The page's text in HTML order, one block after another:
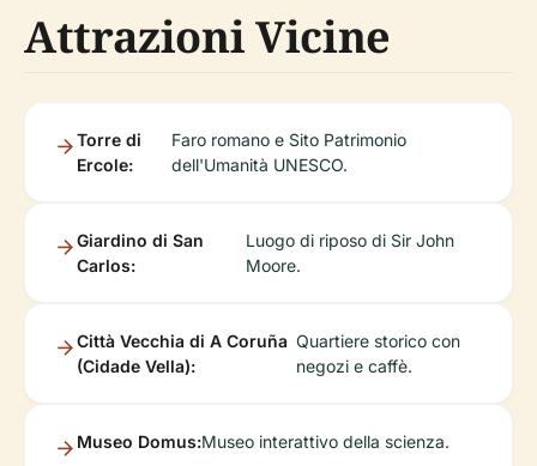
Attrazioni Vicine
Torre di
Ercole:
Faro romano e Sito Patrimonio
dell'Umanità UNESCO.
Giardino di San
Carlos:
Luogo di riposo di Sir John
Moore.
Città Vecchia di A Coruña
(Cidade Vella):
Quartiere storico con
negozi e caffè.
Museo Domus:Museo interattivo della scienza.